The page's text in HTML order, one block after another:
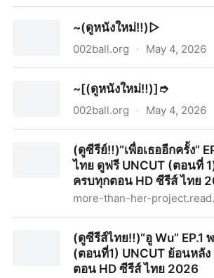
พากย์ไทย/ซับไทย ดูออนไลน์! - 002 Ball
~(ดูหนังใหม่‼️)▷
002ball.org · May 4, 2026
~[(ดูหนังใหม่‼️)]➮
002ball.org · May 4, 2026
(ดูซีรีย์‼️)“เพื่อเธออีกครั้ง”
ไทย ดูฟรี UNCUT (ตอนที่
ครบทุกตอน HD ซีรีส์ ไทย
UNCUT (ตอนที่ 1) ย้อนหลัง เต็มอิ่มคร
(ดูซีรีส์ไทย‼️)“อู Wu” EP.1
(ตอนที่1) UNCUT ย้อนหลั
ตอน HD ซีรีส์ ไทย 2026